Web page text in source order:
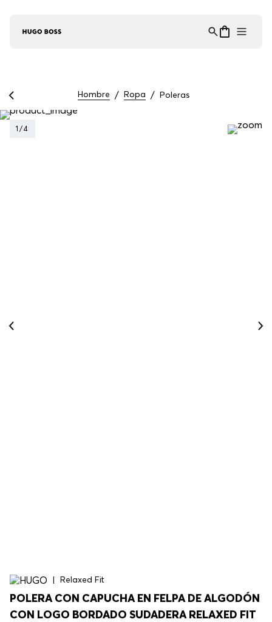
Hombre Ropa Poleras
1 /4
Relaxed Fit
POLERA CON CAPUCHA EN FELPA DE ALGODÓN
CON LOGO BORDADO SUDADERA RELAXED FIT
Asistente Virtual
en línea ⋮